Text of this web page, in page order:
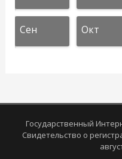
Сен Окт
Государственный
Свидетельство о